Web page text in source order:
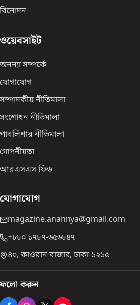
বিনোদন
ওয়েবসাইট
অনন্যা সম্পর্কে
যোগাযোগ
সম্পাদকীয় নীতিমালা
সংশোধন নীতিমালা
পাবলিশার নীতিমালা
গোপনীয়তা
আরএসএস ফিড
যোগাযোগ
magazine.anannya@gmail.com
+৮৮০ ১৭৮৭-৬৫৬৮৪৭
৪০, কাওরান বাজার, ঢাকা-১২১৫
ফলো করুন